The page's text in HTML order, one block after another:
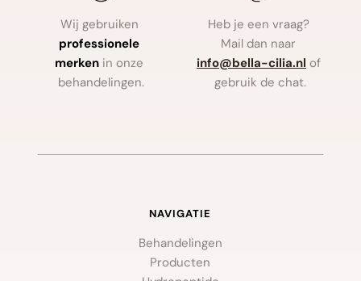
Wij gebruiken
professionele
merken in onze
behandelingen.
Heb je een vraag?
Mail dan naar
info@bella-cilia.nl of
gebruik de chat.
NAVIGATIE
Behandelingen
Producten